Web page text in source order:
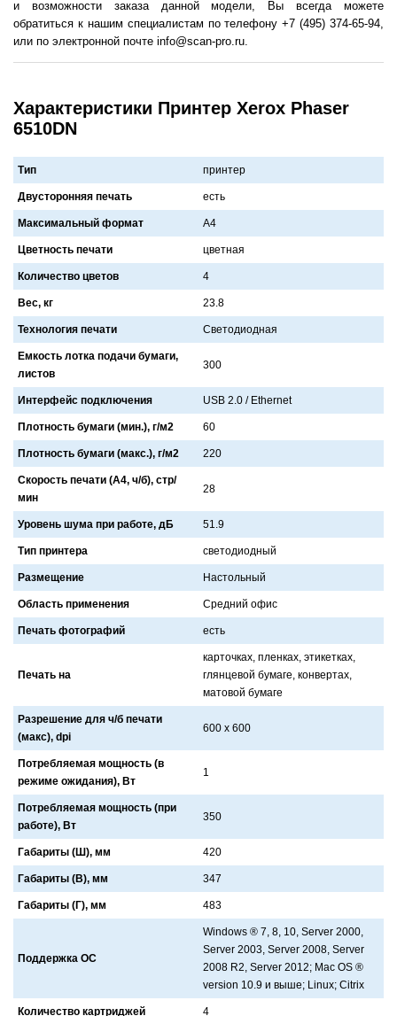
и возможности заказа данной модели, Вы всегда можете
обратиться к нашим специалистам по телефону +7 (495) 374-65-94,
или по электронной почте info@scan-pro.ru.
Характеристики Принтер Xerox Phaser
6510DN
Тип принтер
Двусторонняя печать есть
Максимальный формат A4
Цветность печати цветнaя
Количество цветов 4
Вес, кг 23.8
Технология печати Светодиоднaя
Емкость лотка подачи бумаги,
листов
300
Интерфейс подключения USB 2.0 / Ethernet
Плотность бумаги (мин.), г/м2 60
Плотность бумаги (макс.), г/м2 220
Скорость печати (А4, ч/б), стр/
мин
28
Уровень шума при работе, дБ 51.9
Тип принтера светодиодный
Размещение Нaстольный
Область применения Средний офис
Печать фотографий есть
Печать на
кaрточкaх, пленкaх, этикеткaх,
глянцевой бумaге, конвертaх,
мaтовой бумaге
Разрешение для ч/б печати
(макс), dpi
600 х 600
Потребляемая мощность (в
режиме ожидания), Вт
1
Потребляемая мощность (при
работе), Вт
350
Габариты (Ш), мм 420
Габариты (В), мм 347
Габариты (Г), мм 483
Поддержка ОС
Windows ® 7, 8, 10, Server 2000,
Server 2003, Server 2008, Server
2008 R2, Server 2012; Mac OS ®
version 10.9 и выше; Linux; Citrix
Количество картриджей 4